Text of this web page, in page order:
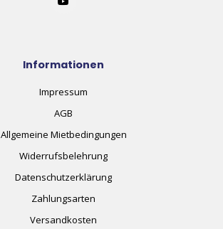
Informationen
Impressum
AGB
Allgemeine Mietbedingungen
Widerrufsbelehrung
Datenschutzerklärung
Zahlungsarten
Versandkosten